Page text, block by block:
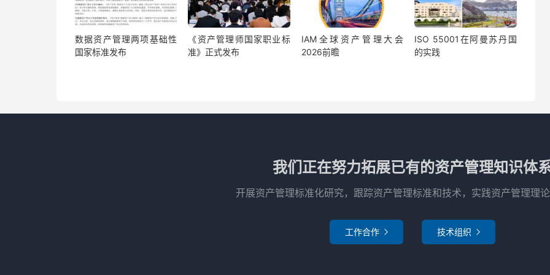
数据资产管理两项基础性
国家标准发布
《资产管理师国家职业标
准》正式发布
IAM全球资产管理大会
2026前瞻
ISO 55001在阿曼苏丹国
的实践
我们正在努力拓展已有的资产管理知识体
开展资产管理标准化研究，跟踪资产管理标准和技术，实践资产管理理论
工作合作  技术组织 